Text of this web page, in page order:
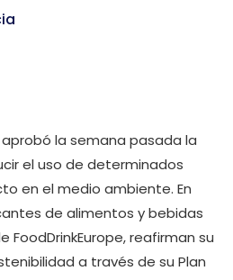
aprobó la semana pasada la
el uso de determinados
en el medio ambiente. En
de alimentos y bebidas
FoodDrinkEurope, reafirman su
a través de su Plan